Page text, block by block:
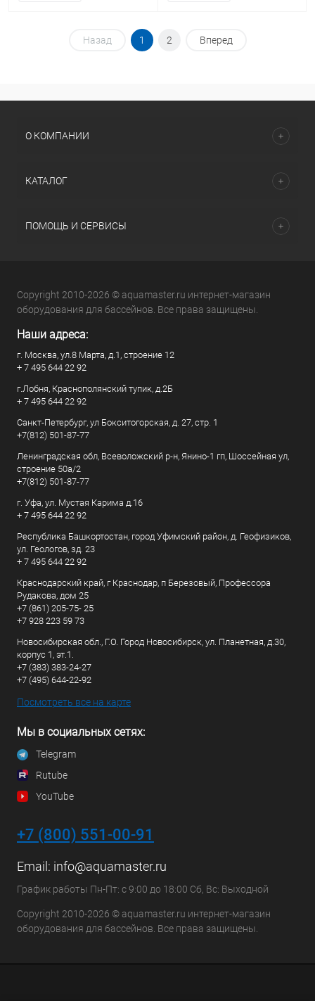
Назад 1 2 Вперед
О КОМПАНИИ
КАТАЛОГ
ПОМОЩЬ И СЕРВИСЫ
Copyright 2010-2026 © aquamaster.ru интернет-магазин
оборудования для бассейнов. Все права защищены.
Наши адреса:
г. Москва, ул.8 Марта, д.1, строение 12
+ 7 495 644 22 92
г.Лобня, Краснополянский тупик, д.2Б
+ 7 495 644 22 92
Санкт-Петербург, ул Бокситогорская, д. 27, стр. 1
+7(812) 501-87-77
Ленинградская обл, Всеволожский р-н, Янино-1 гп, Шоссейная ул,
строение 50а/2
+7(812) 501-87-77
г. Уфа, ул. Мустая Карима д.16
+ 7 495 644 22 92
Республика Башкортостан, город Уфимский район, д. Геофизиков,
ул. Геологов, зд. 23
+ 7 495 644 22 92
Краснодарский край, г Краснодар, п Березовый, Профессора
Рудакова, дом 25
+7 (861) 205-75- 25
+7 928 223 59 73
Новосибирская обл., Г.О. Город Новосибирск, ул. Планетная, д.30,
корпус 1, эт.1.
+7 (383) 383-24-27
+7 (495) 644-22-92
Посмотреть все на карте
Мы в социальных сетях:
Telegram
Rutube
YouTube
+7 (800) 551-00-91
Email: info@aquamaster.ru
График работы Пн-Пт: с 9:00 до 18:00 Сб, Вс: Выходной
Copyright 2010-2026 © aquamaster.ru интернет-магазин
оборудования для бассейнов. Все права защищены.